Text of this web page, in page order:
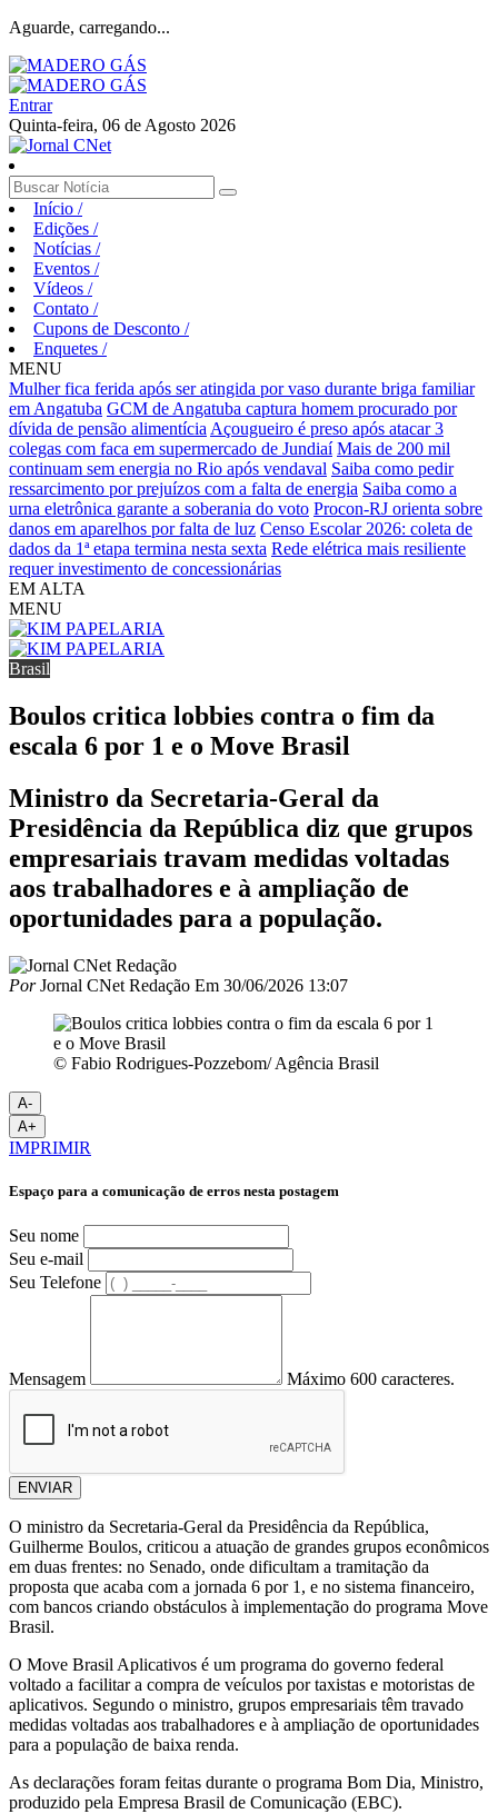
Aguarde, carregando...
Entrar
Quinta-feira, 06 de Agosto 2026
Início /
Edições /
Notícias /
Eventos /
Vídeos /
Contato /
Cupons de Desconto /
Enquetes /
MENU
Mulher fica ferida após ser atingida por vaso durante briga familiar
em Angatuba GCM de Angatuba captura homem procurado por
dívida de pensão alimentícia Açougueiro é preso após atacar 3
colegas com faca em supermercado de Jundiaí Mais de 200 mil
continuam sem energia no Rio após vendaval Saiba como pedir
ressarcimento por prejuízos com a falta de energia Saiba como a
urna eletrônica garante a soberania do voto Procon-RJ orienta sobre
danos em aparelhos por falta de luz Censo Escolar 2026: coleta de
dados da 1ª etapa termina nesta sexta Rede elétrica mais resiliente
requer investimento de concessionárias
EM ALTA
MENU
Brasil
Boulos critica lobbies contra o fim da
escala 6 por 1 e o Move Brasil
Ministro da Secretaria-Geral da
Presidência da República diz que grupos
empresariais travam medidas voltadas
aos trabalhadores e à ampliação de
oportunidades para a população.
PorJornal CNet Redação Em 30/06/2026 13:07
© Fabio Rodrigues-Pozzebom/ Agência Brasil
A-
A+
IMPRIMIR
Espaço para a comunicação de erros nesta postagem
Seu nome
Seu e-mail
Seu Telefone
Mensagem Máximo 600 caracteres.
ENVIAR
O ministro da Secretaria-Geral da Presidência da República,
Guilherme Boulos, criticou a atuação de grandes grupos econômicos
em duas frentes: no Senado, onde dificultam a tramitação da
proposta que acaba com a jornada 6 por 1, e no sistema financeiro,
com bancos criando obstáculos à implementação do programa Move
Brasil.
O Move Brasil Aplicativos é um programa do governo federal
voltado a facilitar a compra de veículos por taxistas e motoristas de
aplicativos. Segundo o ministro, grupos empresariais têm travado
medidas voltadas aos trabalhadores e à ampliação de oportunidades
para a população de baixa renda.
As declarações foram feitas durante o programa Bom Dia, Ministro,
produzido pela Empresa Brasil de Comunicação (EBC).